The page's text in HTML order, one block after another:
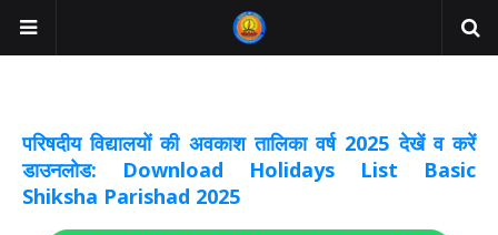
परिषदीय विद्यालयों की अवकाश तालिका वर्ष 2025 देखें व करें
डाउनलोड: Download Holidays List Basic
Shiksha Parishad 2025